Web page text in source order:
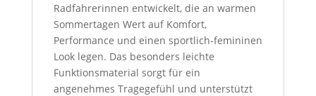
Radfahrerinnen entwickelt, die an warmen
Sommertagen Wert auf Komfort,
Performance und einen sportlich-femininen
Look legen. Das besonders leichte
Funktionsmaterial sorgt für ein
angenehmes Tragegefühl und unterstützt